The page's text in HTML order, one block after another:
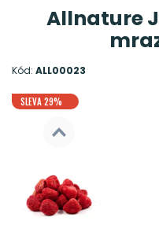
Allnature
Kód: ALL00023
SLEVA 29%